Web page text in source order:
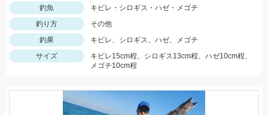
釣魚
キビレ・シロギス・ハゼ・メゴチ
釣り方
その他
釣果
キビレ、シロギス、ハゼ、メゴチ
サイズ
キビレ15cm程、シロギス13cm程、ハゼ10cm程、
メゴチ10cm程